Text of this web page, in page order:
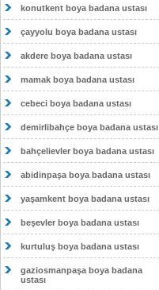
konutkent boya badana ustası
çayyolu boya badana ustası
akdere boya badana ustası
mamak boya badana ustası
cebeci boya badana ustası
demirlibahçe boya badana ustası
bahçelievler boya badana ustası
abidinpaşa boya badana ustası
yaşamkent boya badana ustası
beşevler boya badana ustası
kurtuluş boya badana ustası
gaziosmanpaşa boya badana
ustası